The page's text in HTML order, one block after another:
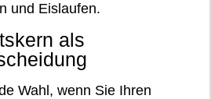
und Eislaufen.
als
Wahl, wenn Sie Ihren